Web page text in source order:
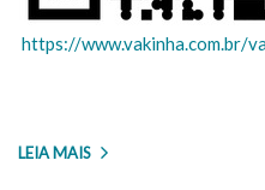
https://www.vakinha.com.br/
LEIA MAIS